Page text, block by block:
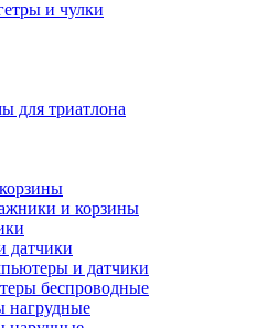
и чулки
для триатлона
и корзины
датчики
и датчики
беспроводные
нагрудные